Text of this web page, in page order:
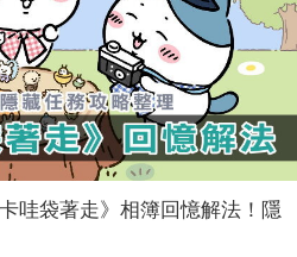
哇袋著走》相簿回憶解法！隱